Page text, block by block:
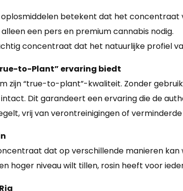
betekent dat het concentraat
een pers en premium cannabis nodig.
concentraat dat het natuurlijke profiel
to-Plant” ervaring biedt
zijn “true-to-plant”-kwaliteit. Zonder
Dit garandeert een ervaring die de
vrij van verontreinigingen of
dat op verschillende manieren
hoger niveau wilt tillen, rosin heeft voor